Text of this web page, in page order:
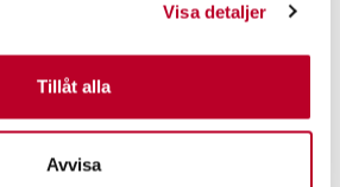
genom att aktivt skanna den för
(fingeravtryck)
dina personliga uppgifter
tillbaka ditt samtycke när som
Visa detaljer
Tillåt alla
Avvisa
GARMIN BLUENET™ MARIN
215,00 kr